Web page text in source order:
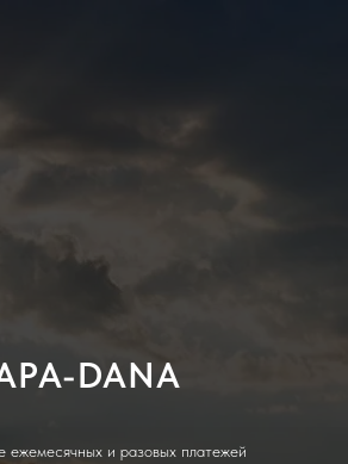
DANA
ежемесячных и разовых платежей